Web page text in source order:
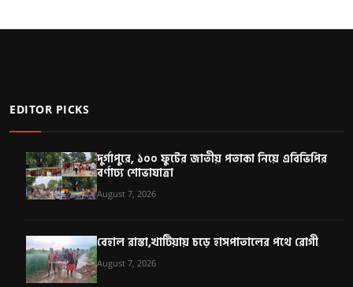
EDITOR PICKS
দুর্গাপুরে, ১০০ ফুটের জাতীয় পতাকা নিয়ে এবিভিপির
বর্ণাঢ্য শোভাযাত্রা
August 7, 2026
বেহাল রাস্তা,খাটিয়ায় চড়ে হাসপাতালের পথে রোগী
August 7, 2026